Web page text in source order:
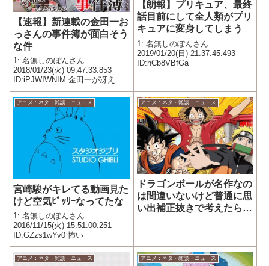
【速報】新連載の金田一お
っさんの事件簿が面白そう
な件
1: 名無しのぽんさん
2018/01/23(火) 09:47:33.853
ID:iPJWIWNIM 金田一が冴えな
いサラリーマンに！「金田一37
歳の事件簿」イブニングで始動
2018年1月23日 0:00 コミックナ
タリー 「金田一37...
【朗報】プリキュア、最終
話目前にして全人類がプリ
キュアに変身してしまう
1: 名無しのぽんさん
2019/01/20(日) 21:37:45.493
ID:hCb8VBfGa
アニメ：ネタ・雑談・ニュース
宮崎駿がキレてる動画見た
けど空気ﾋﾟｯﾘｰなってたな
1: 名無しのぽんさん
2016/11/15(火) 15:51:00.251
ID:GZzs1wYv0 怖い
アニメ：ネタ・雑談・ニュース
ドラゴンボールが名作なの
は間違いないけど普通に思
い出補正抜きで考えたらワ
アニメ：ネタ・雑談・ニュース アニメ：ネタ・雑談・ニュース